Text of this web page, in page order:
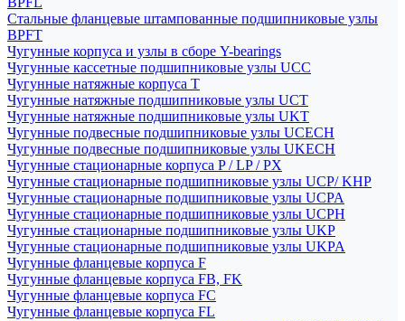
Стальные фланцевые штампованные подшипниковые узлы
BPFT
Чугунные корпуса и узлы в сборе Y-bearings
Чугунные кассетные подшипниковые узлы UCC
Чугунные натяжные корпуса T
Чугунные натяжные подшипниковые узлы UCT
Чугунные натяжные подшипниковые узлы UKT
Чугунные подвесные подшипниковые узлы UCECH
Чугунные подвесные подшипниковые узлы UKECH
Чугунные стационарные корпуса P / LP / PX
Чугунные стационарные подшипниковые узлы UCP/ KHP
Чугунные стационарные подшипниковые узлы UCPA
Чугунные стационарные подшипниковые узлы UCPH
Чугунные стационарные подшипниковые узлы UKP
Чугунные стационарные подшипниковые узлы UKPA
Чугунные фланцевые корпуса F
Чугунные фланцевые корпуса FB, FK
Чугунные фланцевые корпуса FC
Чугунные фланцевые корпуса FL